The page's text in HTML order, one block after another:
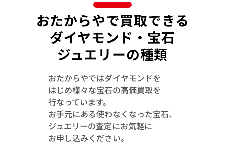
Pt･Pm900 サファイア・ダイヤモンド ピ
アス/イヤリング 0.34・D0.15・0.33・
Pt･Pm900 サフ
おたからやで買取できる
ダイヤモンド・宝石
ジュエリーの種類
おたからやではダイヤモンドを
はじめ様々な宝石の高価買取を
行なっています。
お手元にある使わなくなった宝石、
ジュエリーの査定にお気軽に
お申し込みください。